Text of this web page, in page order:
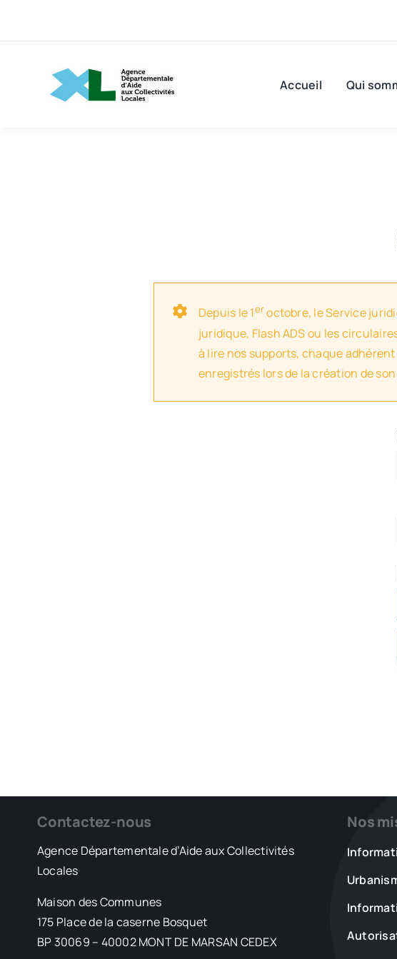
Accueil Qui
Depuis le 1eroctobre, le Service
juridique, Flash ADS ou les
à lire nos supports, chaque
enregistrés lors de la création de
Contactez-nous
Agence Départementale d’Aide aux Collectivités
Locales
Maison des Communes
175 Place de la caserne Bosquet
BP 30069 – 40002 MONT DE MARSAN CEDEX
Nos